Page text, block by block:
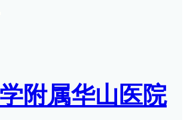
附属华山医院